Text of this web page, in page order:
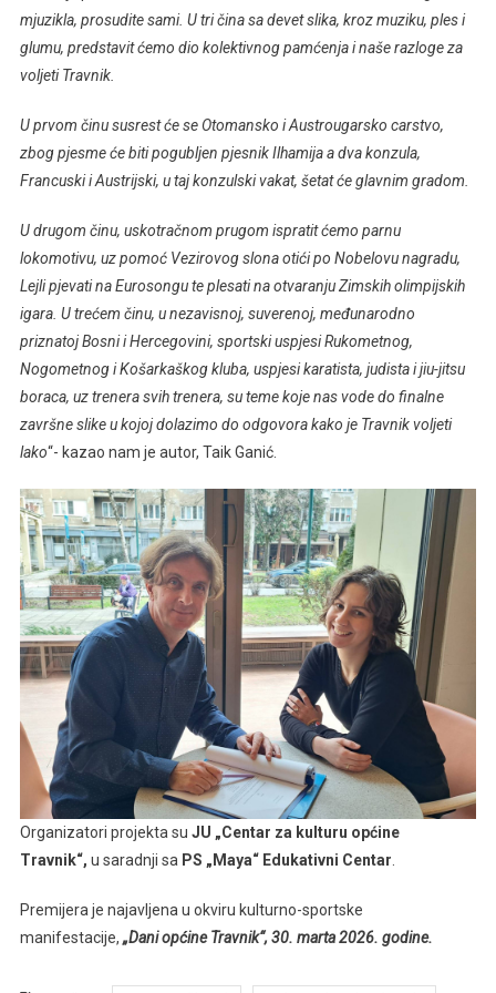
mjuzikla, prosudite sami. U tri čina sa devet slika, kroz muziku, ples i
glumu, predstavit ćemo dio kolektivnog pamćenja i naše razloge za
voljeti Travnik.
U prvom činu susrest će se Otomansko i Austrougarsko carstvo,
zbog pjesme će biti pogubljen pjesnik Ilhamija a dva konzula,
Francuski i Austrijski, u taj konzulski vakat, šetat će glavnim gradom.
U drugom činu, uskotračnom prugom ispratit ćemo parnu
lokomotivu, uz pomoć Vezirovog slona otići po Nobelovu nagradu,
Lejli pjevati na Eurosongu te plesati na otvaranju Zimskih olimpijskih
igara. U trećem činu, u nezavisnoj, suverenoj, međunarodno
priznatoj Bosni i Hercegovini, sportski uspjesi Rukometnog,
Nogometnog i Košarkaškog kluba, uspjesi karatista, judista i jiu-jitsu
boraca, uz trenera svih trenera, su teme koje nas vode do finalne
završne slike u kojoj dolazimo do odgovora kako je Travnik voljeti
lako“- kazao nam je autor, Taik Ganić.
Organizatori projekta su JU „Centar za kulturu općine
Travnik“, u saradnji sa PS „Maya“ Edukativni Centar.
Premijera je najavljena u okviru kulturno-sportske
manifestacije, „Dani općine Travnik“, 30. marta 2026. godine.